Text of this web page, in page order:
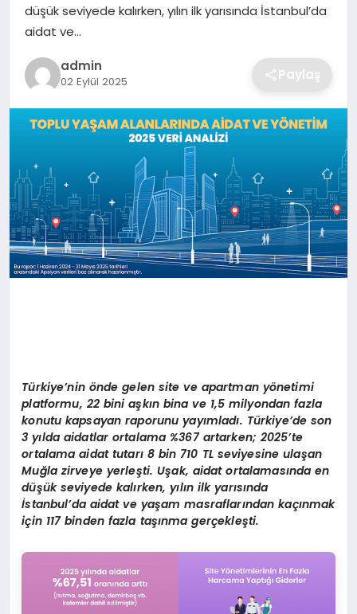
TEKNOLOJI
YAŞAM
düşük seviyede kalırken, yılın ilk yarısında İstanbul’da
aidat ve…
admin
02 Eylül 2025 Paylaş
Türkiye’nin önde gelen site ve apartman yönetimi
platformu, 22 bini aşkın bina ve 1,5 milyondan fazla
konutu kapsayan raporunu yayımladı. Türkiye’deson
3 yılda aidatlar ortalama %367 artarken; 2025’te
ortalama aidat tutarı 8 bin710 TL seviyesine ulaşan
Muğla zirveye yerleşti. Uşak, aidat ortalamasında en
düşük seviyede kalırken, yılın ilk yarısında
İstanbul’da aidat ve yaşammasraflarından kaçınmak
için 117 binden fazla taşınma gerçekleşti.